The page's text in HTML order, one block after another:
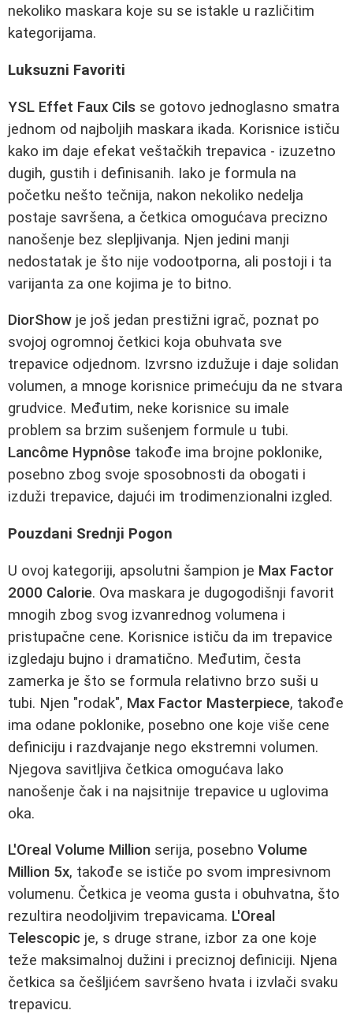
nekoliko maskara koje su se istakle u različitim
kategorijama.
Luksuzni Favoriti
YSL Effet Faux Cils se gotovo jednoglasno smatra
jednom od najboljih maskara ikada. Korisnice ističu
kako im daje efekat veštačkih trepavica - izuzetno
dugih, gustih i definisanih. Iako je formula na
početku nešto tečnija, nakon nekoliko nedelja
postaje savršena, a četkica omogućava precizno
nanošenje bez slepljivanja. Njen jedini manji
nedostatak je što nije vodootporna, ali postoji i ta
varijanta za one kojima je to bitno.
DiorShow je još jedan prestižni igrač, poznat po
svojoj ogromnoj četkici koja obuhvata sve
trepavice odjednom. Izvrsno izdužuje i daje solidan
volumen, a mnoge korisnice primećuju da ne stvara
grudvice. Međutim, neke korisnice su imale
problem sa brzim sušenjem formule u tubi.
Lancôme Hypnôse takođe ima brojne poklonike,
posebno zbog svoje sposobnosti da obogati i
izduži trepavice, dajući im trodimenzionalni izgled.
Pouzdani Srednji Pogon
U ovoj kategoriji, apsolutni šampion je Max Factor
2000 Calorie. Ova maskara je dugogodišnji favorit
mnogih zbog svog izvanrednog volumena i
pristupačne cene. Korisnice ističu da im trepavice
izgledaju bujno i dramatično. Međutim, česta
zamerka je što se formula relativno brzo suši u
tubi. Njen "rodak", Max Factor Masterpiece, takođe
ima odane poklonike, posebno one koje više cene
definiciju i razdvajanje nego ekstremni volumen.
Njegova savitljiva četkica omogućava lako
nanošenje čak i na najsitnije trepavice u uglovima
oka.
L'Oreal Volume Million serija, posebno Volume
Million 5x, takođe se ističe po svom impresivnom
volumenu. Četkica je veoma gusta i obuhvatna, što
rezultira neodoljivim trepavicama. L'Oreal
Telescopic je, s druge strane, izbor za one koje
teže maksimalnoj dužini i preciznoj definiciji. Njena
četkica sa češljićem savršeno hvata i izvlači svaku
trepavicu.